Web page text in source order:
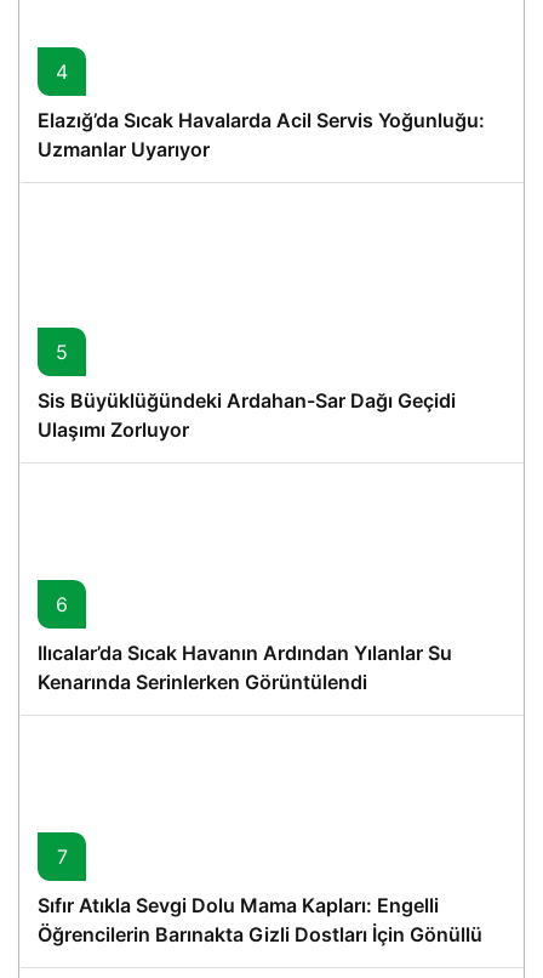
4
Elazığ’da Sıcak Havalarda Acil Servis Yoğunluğu:
Uzmanlar Uyarıyor
5
Sis Büyüklüğündeki Ardahan-Sar Dağı Geçidi
Ulaşımı Zorluyor
6
Ilıcalar’da Sıcak Havanın Ardından Yılanlar Su
Kenarında Serinlerken Görüntülendi
7
Sıfır Atıkla Sevgi Dolu Mama Kapları: Engelli
Öğrencilerin Barınakta Gizli Dostları İçin Gönüllü
Proje